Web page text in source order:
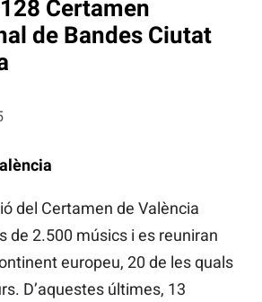
Certamen
de Bandes Ciutat
del Certamen de València
de 2.500 músics i es reuniran
europeu, 20 de les quals
D’aquestes últimes, 13